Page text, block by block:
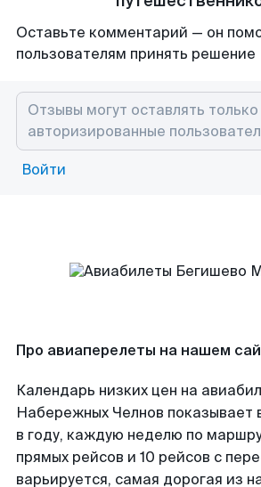
Оставьте комментарий — он
пользователям принять решение
Войти
Про авиаперелеты на нашем
Календарь низких цен на
Набережных Челнов показывает
в году, каждую неделю по
прямых рейсов и 10 рейсов с
варьируется, самая дорогая из